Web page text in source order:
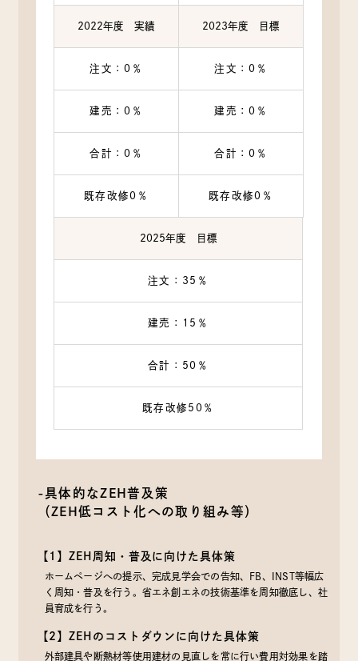
2022年度 実績 2023年度 目標
注文：0％ 注文：0％
建売：0％ 建売：0％
合計：0％ 合計：0％
既存改修0％ 既存改修0％
2025年度 目標
注文：35％
建売：15％
合計：50％
既存改修50％
-具体的なZEH普及策
（ZEH低コスト化への取り組み等）
【1】ZEH周知・普及に向けた具体策
ホームページへの提示、完成見学会での告知、FB、INST等幅広
く周知・普及を行う。省エネ創エネの技術基準を周知徹底し、社
員育成を行う。
【2】ZEHのコストダウンに向けた具体策
外部建具や断熱材等使用建材の見直しを常に行い費用対効果を踏